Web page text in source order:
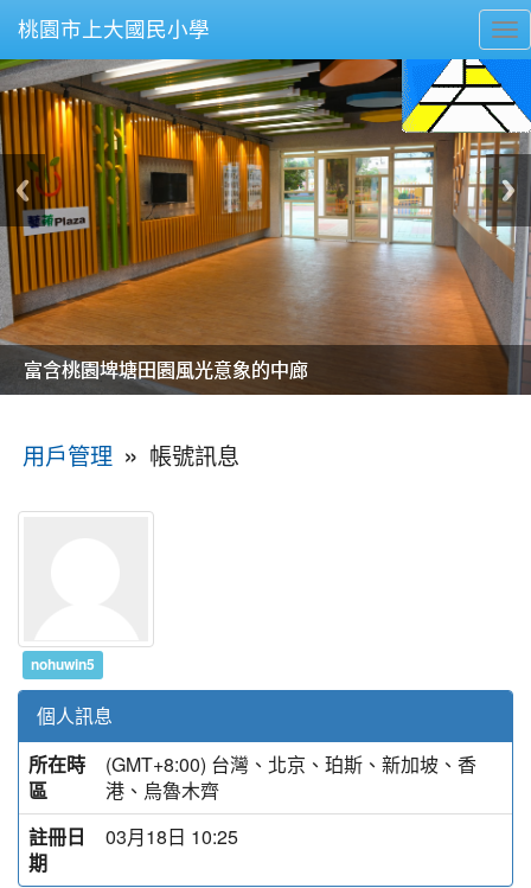
桃園市上大國民小學
美麗的操場是我們活力的來源
美麗的操場是我們活力的來源
煥然一新的小司令台
煥然一新的小司令台
富含桃園埤塘田園風光意象的中廊
富含桃園埤塘田園風光意象的中廊
嶄新的中庭廣場
嶄新的中庭廣場
水生池生生不息
水生池生生不息
用戶管理 » 帳號訊息
nohuwin5
個人訊息
所在時
區
(GMT+8:00) 台灣、北京、珀斯、新加坡、香
港、烏魯木齊
註冊日
期
03月18日 10:25